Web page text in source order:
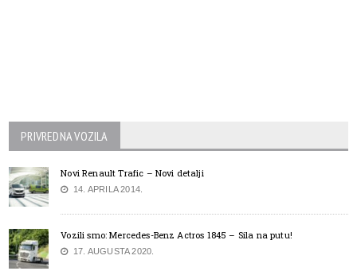
PRIVREDNA VOZILA
Novi Renault Trafic – Novi detalji
14. APRILA 2014.
Vozili smo: Mercedes-Benz Actros 1845 – Sila na putu!
17. AUGUSTA 2020.